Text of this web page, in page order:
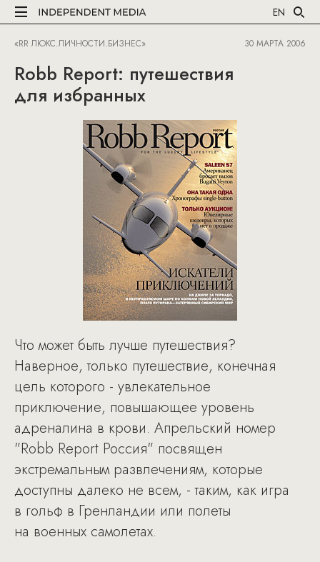
EN
«RR ЛЮКС.ЛИЧНОСТИ.БИЗНЕС» 30 МАРТА 2006
Robb Report: путешествия
для избранных
Что может быть лучше путешествия?
Наверное, только путешествие, конечная
цель которого - увлекательное
приключение, повышающее уровень
адреналина в крови. Апрельский номер
"Robb Report Россия" посвящен
экстремальным развлечениям, которые
доступны далеко не всем, - таким, как игра
в гольф в Гренландии или полеты
на военных самолетах.